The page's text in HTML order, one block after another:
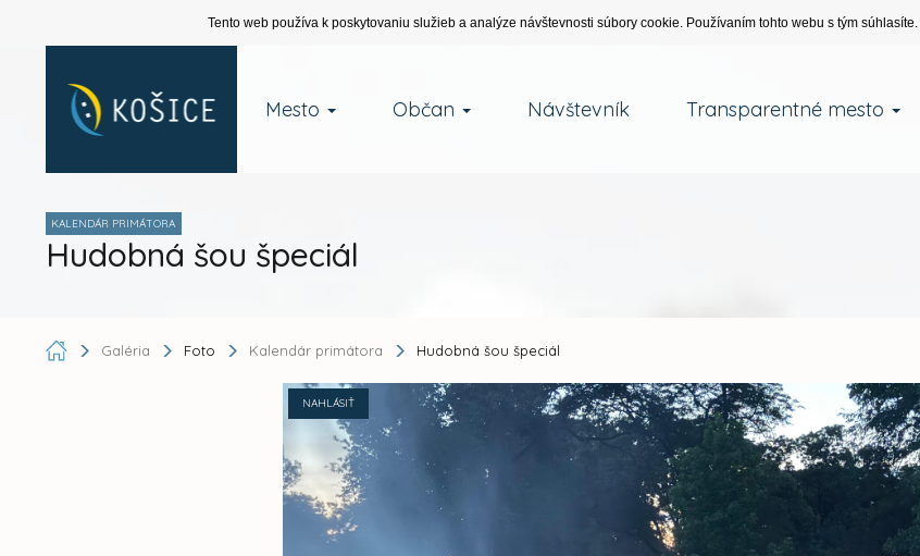
Tento web používa k poskytovaniu služieb a analýze návštevnosti súbory cookie. Používaním tohto webu s tým súhlasíte.
Mesto Občan Návštevník Transparentné mesto
KALENDÁR PRIMÁTORA
Hudobná šou špeciál
Galéria Foto Kalendár primátora Hudobná šou špeciál
NAHLÁSIŤ